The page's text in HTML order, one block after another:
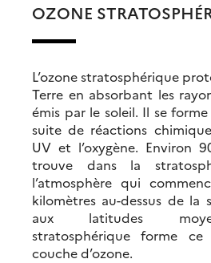
OZONE
L’ozone stratosphérique
Terre en absorbant les
émis par le soleil. Il se
suite de réactions
UV et l’oxygène. Environ
trouve dans la
l’atmosphère qui
kilomètres au-dessus de la
aux latitudes
stratosphérique forme
couche d’ozone.